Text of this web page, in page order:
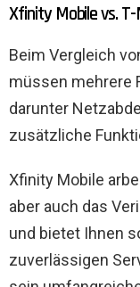
Xfinity Mobile vs.
Beim Vergleich
müssen mehrere
darunter
zusätzliche
Xfinity Mobile
aber auch das
und bietet Ihnen
zuverlässigen